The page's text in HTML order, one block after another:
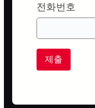
전화번호
제출